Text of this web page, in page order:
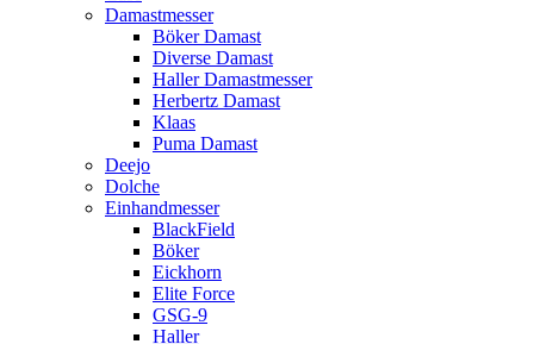
Damastmesser
Böker Damast
Diverse Damast
Haller Damastmesser
Herbertz Damast
Klaas
Puma Damast
Deejo
Dolche
Einhandmesser
BlackField
Böker
Eickhorn
Elite Force
GSG-9
Haller